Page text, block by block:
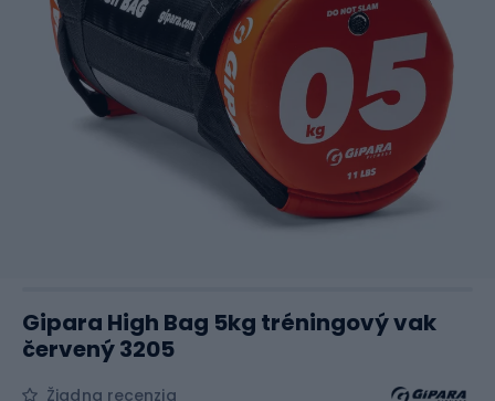
Gipara High Bag 5kg tréningový vak
červený 3205
Žiadna recenzia